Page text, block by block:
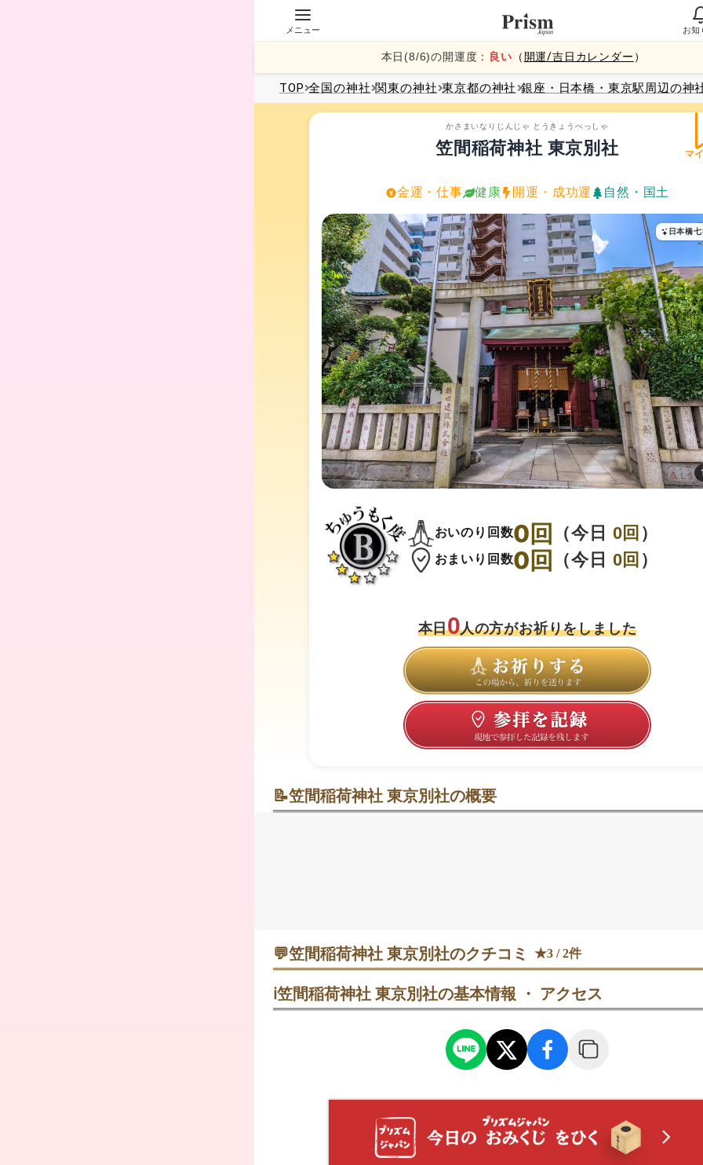
メニュー お知
本日(8/6)の開運度： 良い （ 開運/吉日カレンダー ）
TOP 全国の神社 関東の神社 東京都の神社 銀座・日本橋・東京駅周辺の神
マ
かさまいなりじんじゃ とうきょうべっしゃ
笠間稲荷神社 東京別社
金運・仕事 健康 開運・成功運 自然・国土
日本橋
おいのり回数0回 （今日 0回 ）
おまいり回数0回 （今日 0回 ）
本日0人の方がお祈りをしました
📝笠間稲荷神社 東京別社の概要
向かって左側に祀られています。
💬笠間稲荷神社 東京別社のクチコミ ★3 / 2件
初詣で全部回るといいことがありそう
ℹ️笠間稲荷神社 東京別社の基本情報 ・ アクセス